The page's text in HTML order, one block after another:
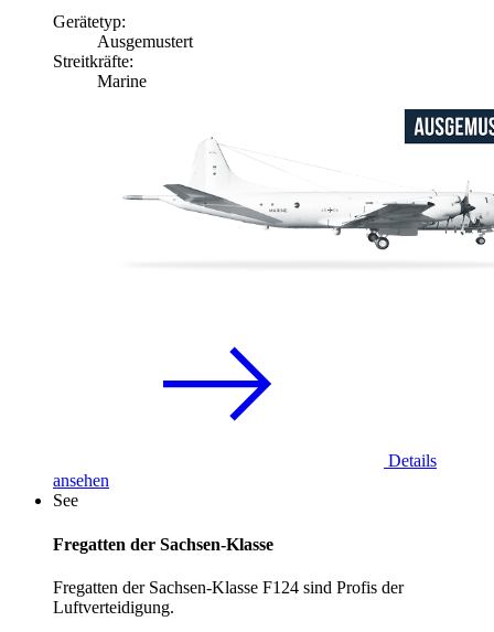
Gerätetyp:
Ausgemustert
Streitkräfte:
Marine
Details
ansehen
See
Fregatten der Sachsen-Klasse
Fregatten der Sachsen-Klasse F124 sind Profis der
Luftverteidigung.